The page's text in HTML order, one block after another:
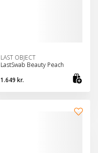
LAST OBJECT
LastSwab Beauty Peach
1.649 kr.